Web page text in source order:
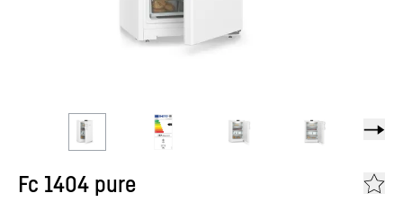
Fc 1404 pure